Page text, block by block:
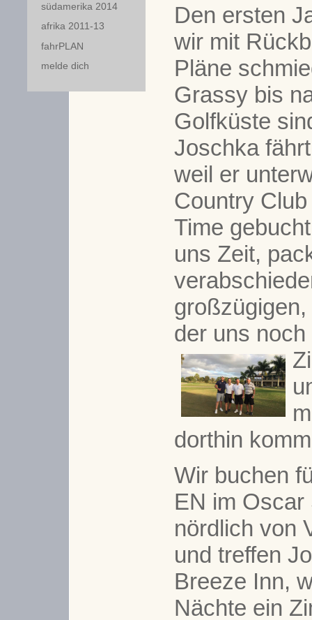
südamerika 2014
afrika 2011-13
fahrPLAN
melde dich
Den ersten
wir mit
Pläne
Grassy bis
Golfküste
Joschka
weil er
Country
Time
uns Zeit,
der uns
dorthin
Wir buchen
EN im Oscar
nördlich von
und treffen
Breeze Inn,
Nächte ein